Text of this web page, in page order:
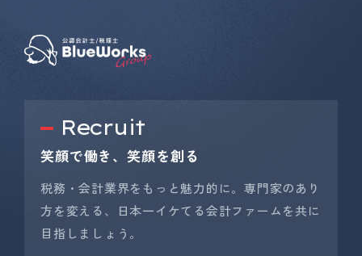
Recruit
笑顔で働き、笑顔を創る
税務・会計業界をもっと魅力的に。専門家のあり
方を変える、日本一イケてる会計ファームを共に
目指しましょう。